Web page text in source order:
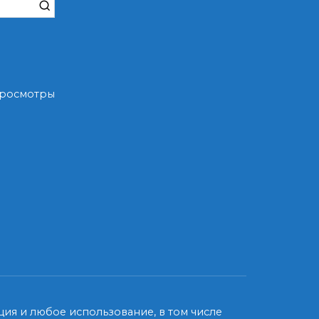
и любое использование, в том числе